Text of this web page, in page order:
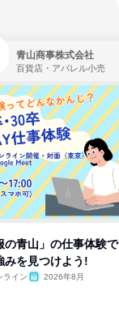
青山商事株式会社
百貨店・アパレル小売
の青山」の仕事体験
みを見つけよう!
ライン
2026年8月